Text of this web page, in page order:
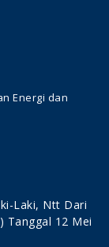
Energi dan
Laki, Ntt Dari
Tanggal 12 Mei